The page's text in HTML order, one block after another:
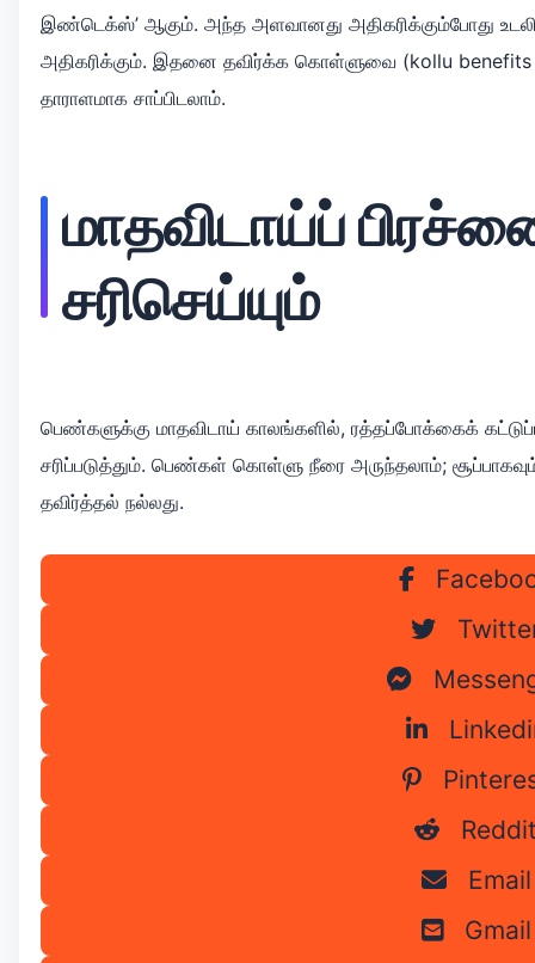
இண்டெக்ஸ்’ ஆகும். அந்த அளவானது அதிகரிக்கும்போது
அதிகரிக்கும். இதனை தவிர்க்க கொள்ளுவை (kollu
தாராளமாக சாப்பிடலாம்.
மாதவிடாய்ப்
சரிசெய்யும்
பெண்களுக்கு மாதவிடாய் காலங்களில், ரத்தப்போக்கைக்
சரிப்படுத்தும். பெண்கள் கொள்ளு நீரை அருந்தலாம்;
தவிர்த்தல் நல்லது.
Email
Gmail